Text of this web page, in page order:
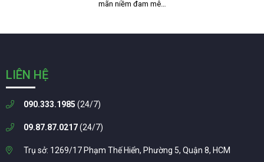
mãn niềm đam mê…
LIÊN HỆ
090.333.1985 (24/7)
09.87.87.0217(24/7)
Trụ sở: 1269/17 Phạm Thế Hiển, Phường 5, Quận 8, HCM